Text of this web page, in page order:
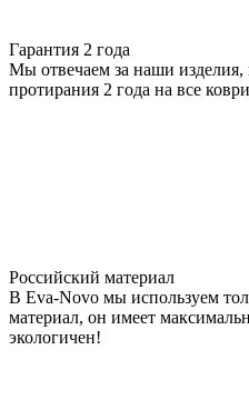
Гарантия 2 года
Мы отвечаем за наши изделия,
протирания 2 года на все
Российский материал
В Eva-Novo мы используем
материал, он имеет
экологичен!